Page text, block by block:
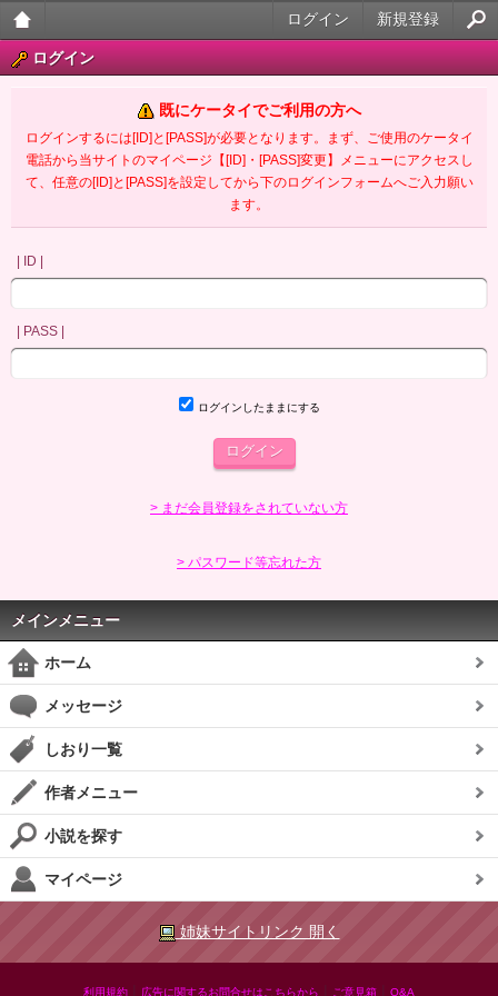
大人
ータ
イ官
新規登録
ログイン
ログイン
既にケータイでご利用の方へ
ログインするには[ID]と[PASS]が必要となります。まず、ご使用のケータイ
電話から当サイトのマイページ【[ID]・[PASS]変更】メニューにアクセスし
て、任意の[ID]と[PASS]を設定してから下のログインフォームへご入力願い
ます。
| ID |
| PASS |
ログインしたままにする
> まだ会員登録をされていない方
> パスワード等忘れた方
メインメニュー
ホーム
メッセージ
しおり一覧
作者メニュー
小説を探す
マイページ
姉妹サイトリンク 開く
利用規約 広告に関するお問合せはこちらから ご意見箱 Q&A